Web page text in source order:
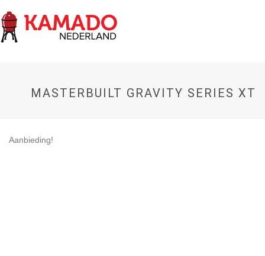
MASTERBUILT GRAVITY SERIES XT
Aanbieding!